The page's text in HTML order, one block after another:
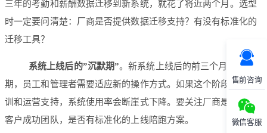
售前咨询
微信客服
三年的考勤和薪酬数据迁移到新系统，就花了将近两个月。选型
时一定要问清楚：厂商是否提供数据迁移支持？有没有标准化的
迁移工具？
系统上线后的”沉默期”。新系统上线后的前三个月是关键
期，员工和管理者需要适应新的操作方式。如果这个阶段缺乏培
训和运营支持，系统使用率会断崖式下降。要关注厂商是否配备
客户成功团队，是否有标准化的上线陪跑方案。